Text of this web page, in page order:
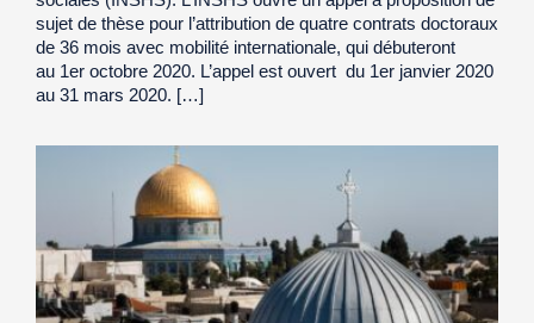
sujet de thèse pour l’attribution de quatre contrats doctoraux
de 36 mois avec mobilité internationale, qui débuteront
au 1er octobre 2020. L’appel est ouvert du 1er janvier 2020
au 31 mars 2020. […]